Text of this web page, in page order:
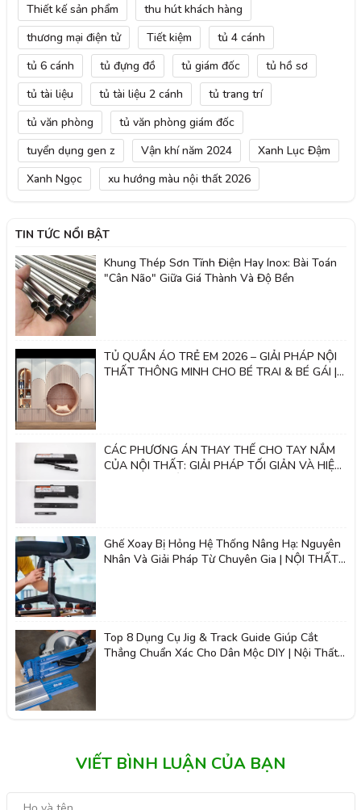
Thiết kế sản phẩm
thu hút khách hàng
thương mại điện tử
Tiết kiệm
tủ 4 cánh
tủ 6 cánh
tủ đựng đồ tủ giám đốc
tủ hồ sơ
tủ tài liệu
tủ tài liệu 2 cánh
tủ trang trí
tủ văn phòng
tủ văn phòng giám đốc
tuyển dụng gen z
Vận khí năm 2024
Xanh Lục Đậm
Xanh Ngọc
xu hướng màu nội thất 2026
TIN TỨC NỔI BẬT
Khung Thép Sơn Tĩnh Điện Hay Inox: Bài Toán
"Cân Não" Giữa Giá Thành Và Độ Bền
TỦ QUẦN ÁO TRẺ EM 2026 – GIẢI PHÁP NỘI
THẤT THÔNG MINH CHO BÉ TRAI & BÉ GÁI |
CÁC PHƯƠNG ÁN THAY THẾ CHO TAY NẮM
CỦA NỘI THẤT: GIẢI PHÁP TỐI GIẢN VÀ HIỆN
Ghế Xoay Bị Hỏng Hệ Thống Nâng Hạ: Nguyên
Nhân Và Giải Pháp Từ Chuyên Gia | NỘI THẤT
Top 8 Dụng Cụ Jig & Track Guide Giúp Cắt
Thẳng Chuẩn Xác Cho Dân Mộc DIY | Nội Thất
VIẾT BÌNH LUẬN CỦA BẠN